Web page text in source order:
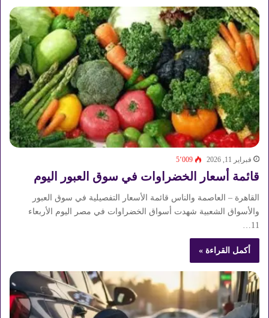
فبراير 11, 2026 5٬009
قائمة أسعار الخضراوات في سوق العبور اليوم
القاهرة – العاصمة والناس قائمة الأسعار التفصيلية في سوق العبور
والأسواق الشعبية شهدت أسواق الخضراوات في مصر اليوم الأربعاء
11…
أكمل القراءة »